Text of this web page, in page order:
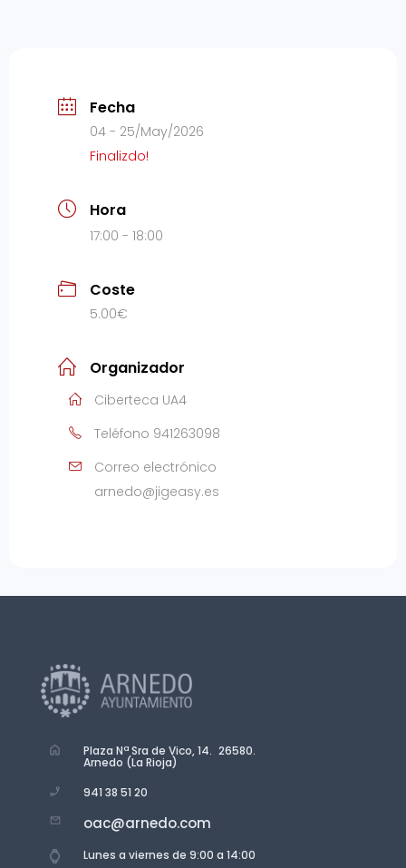
Fecha
04 - 25/May/2026
Finalizdo!
Hora
17:00 - 18:00
Coste
5.00€
Organizador
Ciberteca UA4
Teléfono 941263098
Correo electrónico
arnedo@jigeasy.es
Plaza Nª Sra de Vico, 14. 26580.
Arnedo (La Rioja)
941 38 51 20
oac@arnedo.com
Lunes a viernes de 9:00 a 14:00